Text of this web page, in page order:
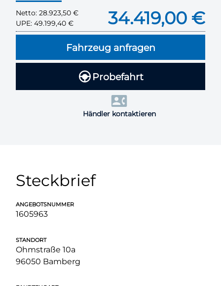
Netto: 28.923,50 €
UPE: 49.199,40 € 34.419,00 €
Fahrzeug anfragen
Probefahrt
Händler kontaktieren
Steckbrief
ANGEBOTSNUMMER
1605963
STANDORT
Ohmstraße 10a
96050 Bamberg